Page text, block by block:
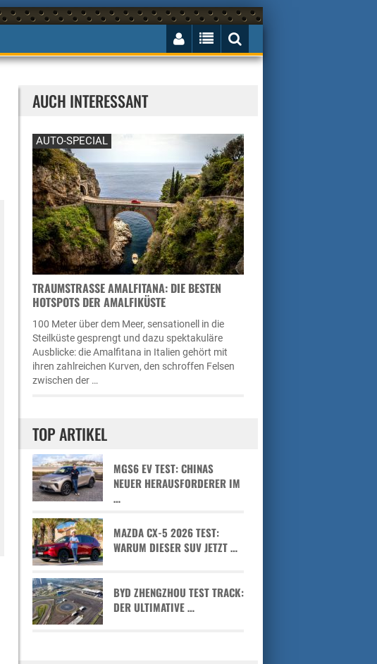
AUCH INTERESSANT
AUTO-SPECIAL
TRAUMSTRASSE AMALFITANA: DIE BESTEN H
OTSPOTS DER AMALFIKÜSTE
100 Meter über dem Meer, sensationell in die
Steilküste gesprengt und dazu spektakuläre
Ausblicke: die Amalfitana in Italien gehört mit
ihren zahlreichen Kurven, den schroffen Felsen
zwischen der …
TOP ARTIKEL
MGS6 EV TEST: CHINAS
NEUER HERAUSFORDERER IM
…
MAZDA CX-5 2026 TEST:
WARUM DIESER SUV JETZT …
BYD ZHENGZHOU TEST TRACK:
DER ULTIMATIVE …